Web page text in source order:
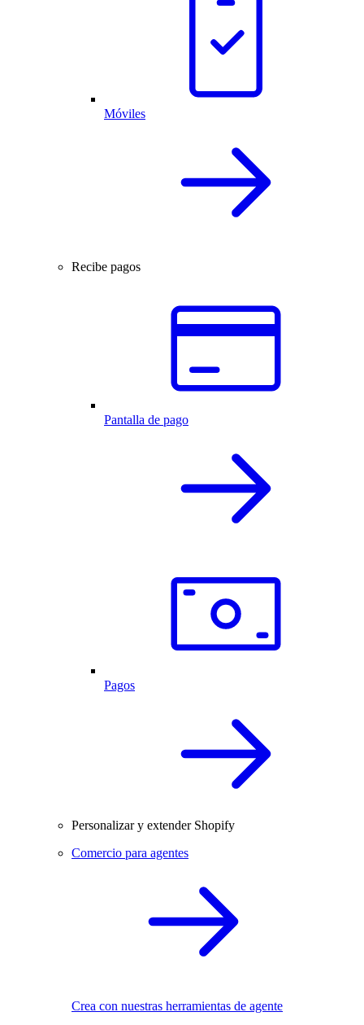
Móviles
Recibe pagos
Pantalla de pago
Pagos
Personalizar y extender Shopify
Comercio para agentes
Crea con nuestras herramientas de agente